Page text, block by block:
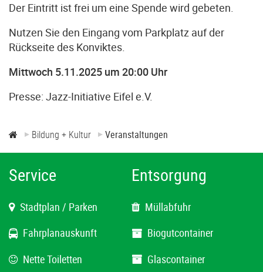
Der Eintritt ist frei um eine Spende wird gebeten.
Nutzen Sie den Eingang vom Parkplatz auf der
Rückseite des Konviktes.
Mittwoch 5.11.2025 um 20:00 Uhr
Presse: Jazz-Initiative Eifel e.V.
Bildung + Kultur Veranstaltungen
Service
Stadtplan / Parken
Fahrplanauskunft
Nette Toiletten
Entsorgung
Müllabfuhr
Biogutcontainer
Glascontainer